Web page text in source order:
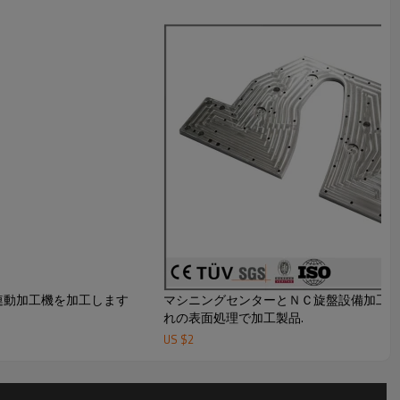
加工機を加工します
マシニングセンターとＮＣ旋盤設備加工
れの表面処理で加工製品.
US $2